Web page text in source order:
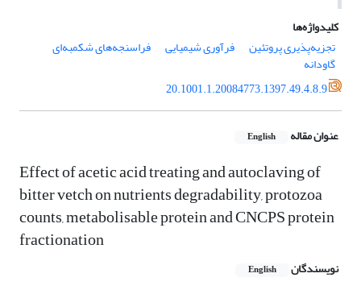
کلیدواژه‌ها
تجزیه‌پذیری پروتئین
فرآوری شیمیایی فراسنجه‌های شکمبه‌ای
گاودانه
20.1001.1.20084773.1397.49.4.8.9
عنوان مقاله English
Effect of acetic acid treating and autoclaving of
bitter vetch on nutrients degradability, protozoa
counts, metabolisable protein and CNCPS protein
fractionation
نویسندگان English